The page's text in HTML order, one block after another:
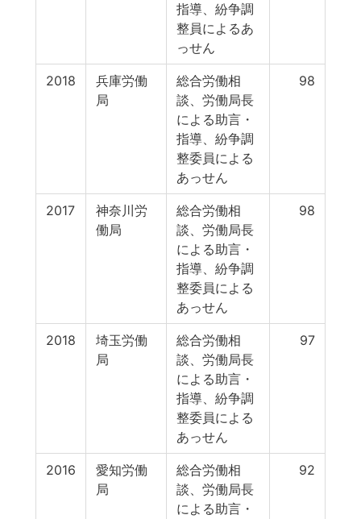
指導、紛争調
整員によるあ
っせん
2018
兵庫労働
局
総合労働相
談、労働局長
による助言・
指導、紛争調
整委員による
あっせん
98
2017
神奈川労
働局
総合労働相
談、労働局長
による助言・
指導、紛争調
整委員による
あっせん
98
2018
埼玉労働
局
総合労働相
談、労働局長
による助言・
指導、紛争調
整委員による
あっせん
97
2016
愛知労働
局
総合労働相
談、労働局長
による助言・
92